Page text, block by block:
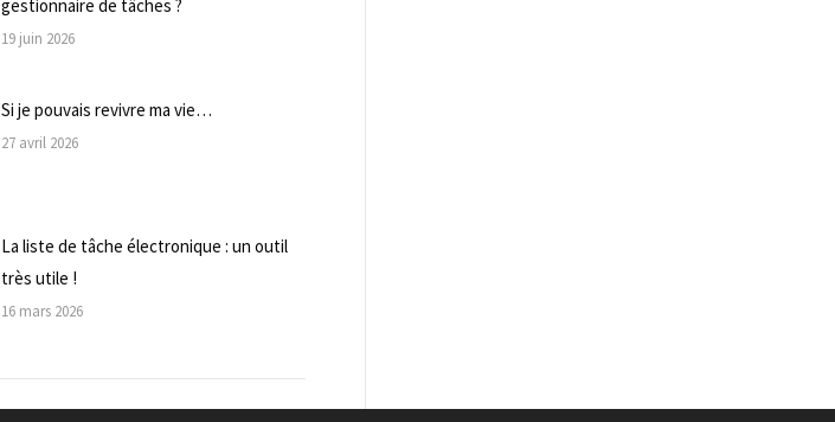
gestionnaire de tâches ?
19 juin 2026
Si je pouvais revivre ma vie…
27 avril 2026
La liste de tâche électronique : un outil
très utile !
16 mars 2026